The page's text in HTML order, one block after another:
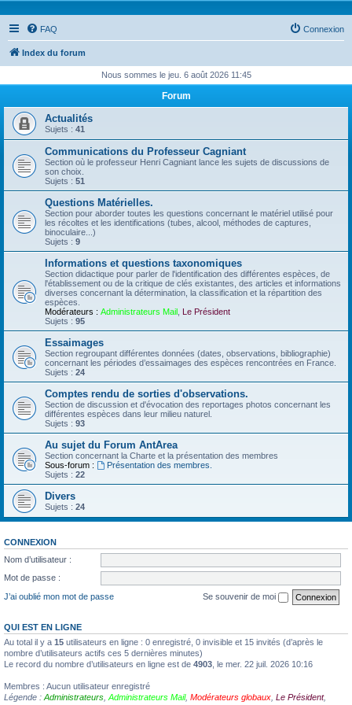
FAQ Connexion
Index du forum
Nous sommes le jeu. 6 août 2026 11:45
Forum
Actualités
Sujets : 41
Communications du Professeur Cagniant
Section où le professeur Henri Cagniant lance les sujets de discussions de
son choix.
Sujets : 51
Questions Matérielles.
Section pour aborder toutes les questions concernant le matériel utilisé pour
les récoltes et les identifications (tubes, alcool, méthodes de captures,
binoculaire...)
Sujets : 9
Informations et questions taxonomiques
Section didactique pour parler de l'identification des différentes espèces, de
l'établissement ou de la critique de clés existantes, des articles et informations
diverses concernant la détermination, la classification et la répartition des
espèces.
Modérateurs : Administrateurs Mail Le Président
Sujets : 95
Essaimages
Section regroupant différentes données (dates, observations, bibliographie)
concernant les périodes d’essaimages des espèces rencontrées en France.
Sujets : 24
Comptes rendu de sorties d'observations.
Section de discussion et d'évocation des reportages photos concernant les
différentes espèces dans leur milieu naturel.
Sujets : 93
Au sujet du Forum AntArea
Section concernant la Charte et la présentation des membres
Sous-forum :
Présentation des membres.
Sujets : 22
Divers
Sujets : 24
CONNEXION
Nom d’utilisateur :
Mot de passe :
J’ai oublié mon mot de passe
Se souvenir de moi
QUI EST EN LIGNE
Au total il y a 15 utilisateurs en ligne : 0 enregistré, 0 invisible et 15 invités (d’après le
nombre d’utilisateurs actifs ces 5 dernières minutes)
Le record du nombre d’utilisateurs en ligne est de 4903 , le mer. 22 juil. 2026 10:16
Membres : Aucun utilisateur enregistré
Légende : Administrateurs Administrateurs Mail, Modérateurs globaux Le Président,